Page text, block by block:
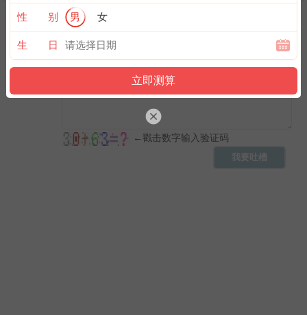
性 别 男 女
生 日